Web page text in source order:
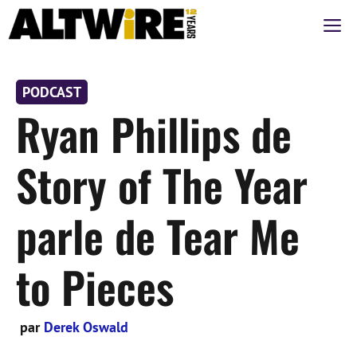
Aller
au
PODCAST
Ryan Phillips de
Story of The Year
parle de Tear Me
to Pieces
par Derek Oswald